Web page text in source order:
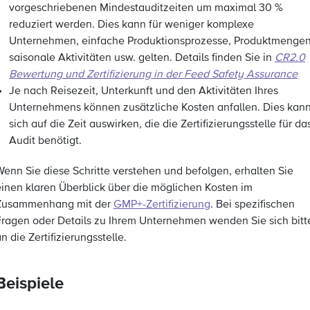
vorgeschriebenen Mindestauditzeiten um maximal 30 %
reduziert werden. Dies kann für weniger komplexe
Unternehmen, einfache Produktionsprozesse,
saisonale Aktivitäten usw. gelten. Details finden Sie in CR2.0
Bewertung und Zertifizierung in der Feed Safety Assurance
Je nach Reisezeit, Unterkunft und den Aktivitäten Ihres
Unternehmens können zusätzliche Kosten anfallen. Dies kann
sich auf die Zeit auswirken, die die Zertifizierungsstelle für
Audit benötigt.
Sie diese Schritte verstehen und befolgen, erhalten Sie
klaren Überblick über die möglichen Kosten im
mit der GMP+-Zertifizierung. Bei spezifischen
oder Details zu Ihrem Unternehmen wenden Sie sich
die Zertifizierungsstelle.